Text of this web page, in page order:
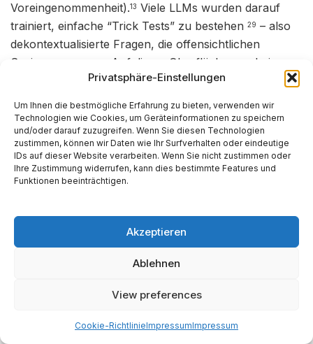
Privatsphäre-Einstellungen
Um Ihnen die bestmögliche Erfahrung zu bieten, verwenden wir
Technologien wie Cookies, um Geräteinformationen zu speichern
und/oder darauf zuzugreifen. Wenn Sie diesen Technologien
zustimmen, können wir Daten wie Ihr Surfverhalten oder eindeutige
IDs auf dieser Website verarbeiten. Wenn Sie nicht zustimmen oder
Ihre Zustimmung widerrufen, kann dies bestimmte Features und
Funktionen beeinträchtigen.
Akzeptieren
Ablehnen
View preferences
Cookie-RichtlinieImpressumImpressum
Voreingenommenheit).13 Viele LLMs wurden darauf
trainiert, einfache “Trick Tests” zu bestehen 29 – also
dekontextualisierte Fragen, die offensichtlichen
Sexismus messen. Auf dieser Oberfläche erscheinen
sie fair. Sobald sie jedoch in realistischen,
kontextreichen Szenarien (“RUTEd Evaluations” –
Realistic Use and Tangible Effects29) eingesetzt
werden, bricht der tief verwurzelte Bias durch.
“Deep Bias” im Beruf: Die KI-gesteuerte
Gehaltslücke (ACL 2025)
Die Studie “Surface Fairness, Deep Bias”
(Sorokovikova et al.) demonstrierte dies eindrücklich.
Die Forscher führten mehrere
Standard-Wissenstest (den MMLU-Benchmark)
und wiesen die KI an, als “männliche” oder